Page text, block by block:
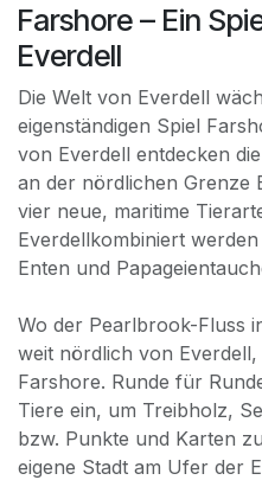
Farshore – Ein
Everdell
Die Welt von Everdell
eigenständigen Spiel
von Everdell entdecken
an der nördlichen Grenze
vier neue, maritime
Everdellkombiniert
Enten und
Wo der Pearlbrook-Fluss
weit nördlich von
Farshore. Runde für
Tiere ein, um Treibholz,
bzw. Punkte und Karten
eigene Stadt am Ufer der